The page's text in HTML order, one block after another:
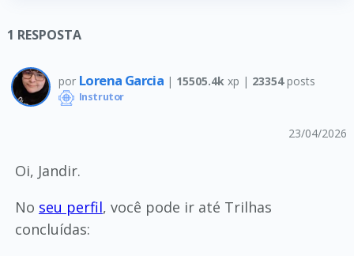
1 RESPOSTA
por Lorena Garcia | 15505.4k xp | 23354posts
Instrutor
23/04/2026
Oi, Jandir.
No seu perfil, você pode ir até Trilhas
concluídas: